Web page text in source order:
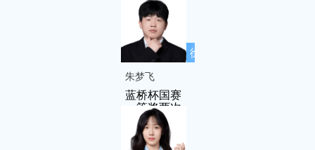
徐先友名师
朱梦飞
蓝桥杯国赛
一等奖两次